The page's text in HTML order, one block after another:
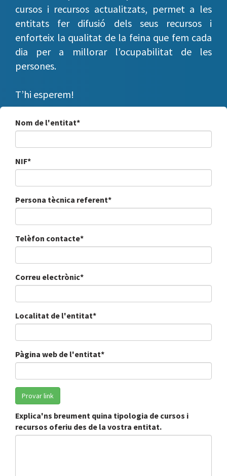
cursos i recursos actualitzats, permet a les
entitats fer difusió dels seus recursos i
enforteix la qualitat de la feina que fem cada
dia per a millorar l’ocupabilitat de les
persones.
T’hi esperem!
Nom de l'entitat*
NIF*
Persona tècnica referent*
Telèfon contacte*
Correu electrònic*
Localitat de l'entitat*
Pàgina web de l'entitat*
Explica'ns breument quina tipologia de cursos i
recursos oferiu des de la vostra entitat.